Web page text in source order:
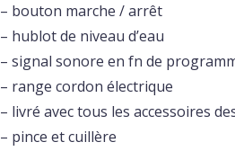
– bouton marche / arrêt
– hublot de niveau d’eau
– signal sonore en fn de
– range cordon électrique
– livré avec tous les accessoires
– pince et cuillère